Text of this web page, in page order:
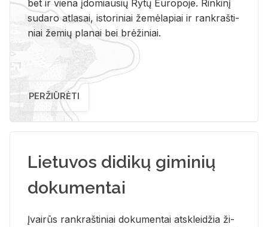
bet ir vie­na įdo­miau­sių Rytų Eu­ro­po­je. Rin­ki­nį
su­da­ro at­la­sai, is­to­ri­niai že­mė­la­piai ir rank­raš­ti­
niai že­mių pla­nai bei brė­ži­niai.
PERŽIŪRĖTI
Lietuvos didikų giminių
dokumentai
Įvai­rūs rank­raš­ti­niai do­ku­men­tai at­sklei­džia ži­